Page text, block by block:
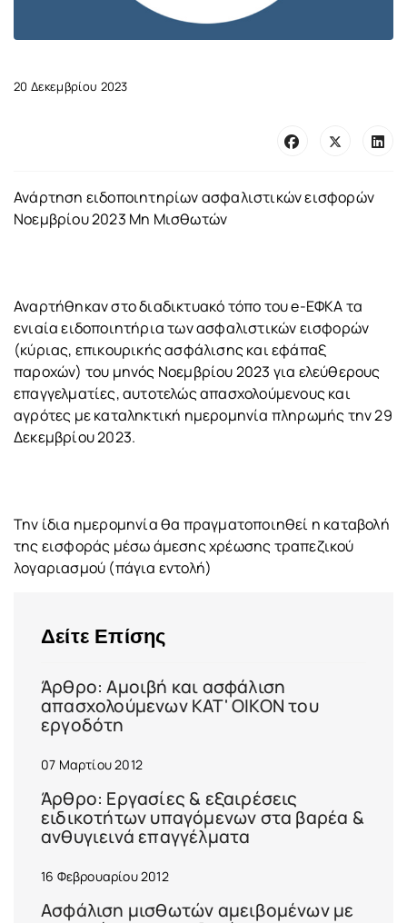
20 Δεκεμβρίου 2023
Ανάρτηση ειδοποιητηρίων ασφαλιστικών εισφορών
Νοεμβρίου 2023 Μη Μισθωτών
Αναρτήθηκαν στο διαδικτυακό τόπο του e-ΕΦΚΑ τα
ενιαία ειδοποιητήρια των ασφαλιστικών εισφορών
(κύριας, επικουρικής ασφάλισης και εφάπαξ
παροχών) του μηνός Νοεμβρίου 2023 για ελεύθερους
επαγγελματίες, αυτοτελώς απασχολούμενους και
αγρότες με καταληκτική ημερομηνία πληρωμής την 29
Δεκεμβρίου 2023.
Την ίδια ημερομηνία θα πραγματοποιηθεί η καταβολή
της εισφοράς μέσω άμεσης χρέωσης τραπεζικού
λογαριασμού (πάγια εντολή)
Δείτε Επίσης
Άρθρο: Αμοιβή και ασφάλιση
απασχολούμενων ΚΑΤ' ΟΙΚΟΝ του
εργοδότη
07 Μαρτίου 2012
Άρθρο: Εργασίες & εξαιρέσεις
ειδικοτήτων υπαγόμενων στα βαρέα &
ανθυγιεινά επαγγέλματα
16 Φεβρουαρίου 2012
Ασφάλιση μισθωτών αμειβομένων με